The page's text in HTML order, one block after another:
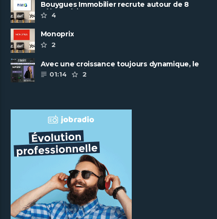
Bouygues Immobilier recrute autour de 8
pôles métiers
4
Monoprix
2
Avec une croissance toujours dynamique, le
groupe Scalian continue de ......
01:14 2